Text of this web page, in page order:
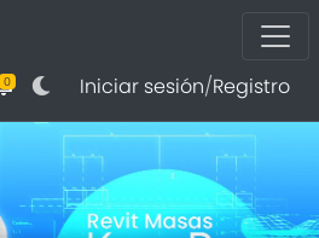
0 Iniciar sesión/Registro